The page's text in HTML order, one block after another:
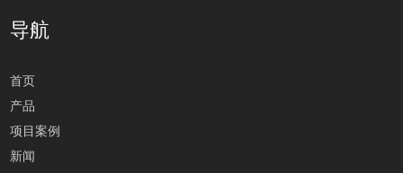
导航
首页
产品
项目案例
新闻